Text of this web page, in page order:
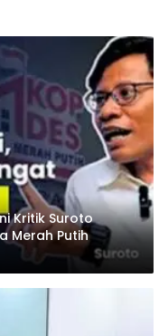
Kritik Suroto
Merah Putih